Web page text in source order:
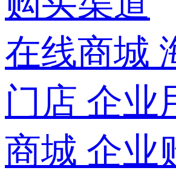
在线商城
门店 企业
商城 企业